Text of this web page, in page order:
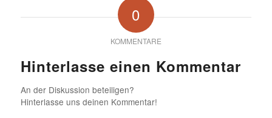
0
KOMMENTARE
Hinterlasse einen Kommentar
An der Diskussion beteiligen?
Hinterlasse uns deinen Kommentar!